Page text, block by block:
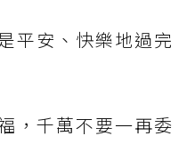
平安、快樂地過完
，千萬不要一再委